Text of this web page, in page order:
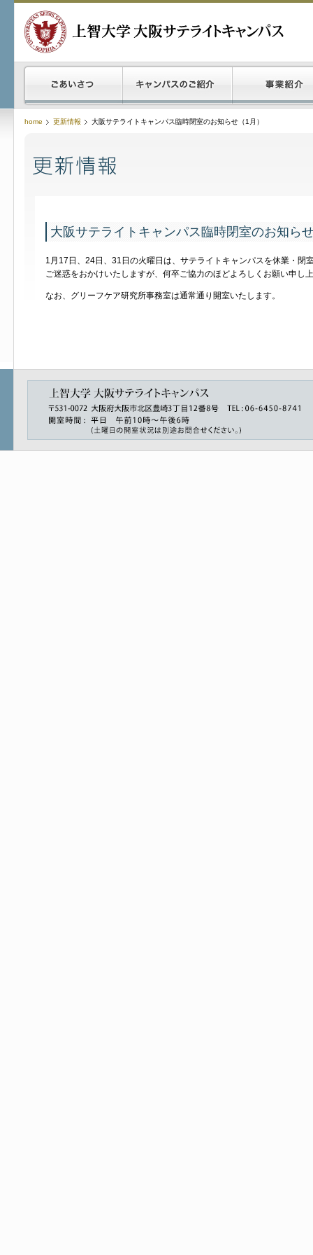
home 更新情報 大阪サテライトキャンパス臨時閉室のお知らせ（1月）
大阪サテライトキャンパス臨時閉室のお知ら
1月17日、24日、31日の火曜日は、サテライトキャンパスを休業・閉
ご迷惑をおかけいたしますが、何卒ご協力のほどよろしくお願い申し
なお、グリーフケア研究所事務室は通常通り開室いたします。